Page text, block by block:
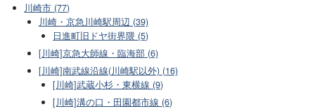
川崎市 (77)
川崎・京急川崎駅周辺 (39)
日進町旧ドヤ街界隈 (5)
[川崎]京急大師線・臨海部 (6)
[川崎]南武線沿線(川崎駅以外) (16)
[川崎]武蔵小杉・東横線 (9)
[川崎]溝の口・田園都市線 (6)